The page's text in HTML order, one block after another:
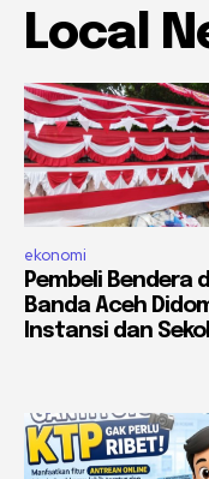
Local
ekonomi
Pembeli Bendera
Banda Aceh
Instansi dan